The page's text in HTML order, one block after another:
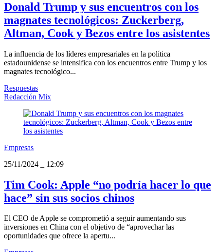
Donald Trump y sus encuentros con los
magnates tecnológicos: Zuckerberg,
Altman, Cook y Bezos entre los asistentes
La influencia de los líderes empresariales en la política
estadounidense se intensifica con los encuentros entre Trump y los
magnates tecnológico...
Respuestas
Redacción Mix
Empresas
25/11/2024
12:09
Tim Cook: Apple “no podría hacer lo que
hace” sin sus socios chinos
El CEO de Apple se comprometió a seguir aumentando sus
inversiones en China con el objetivo de “aprovechar las
oportunidades que ofrece la apertu...